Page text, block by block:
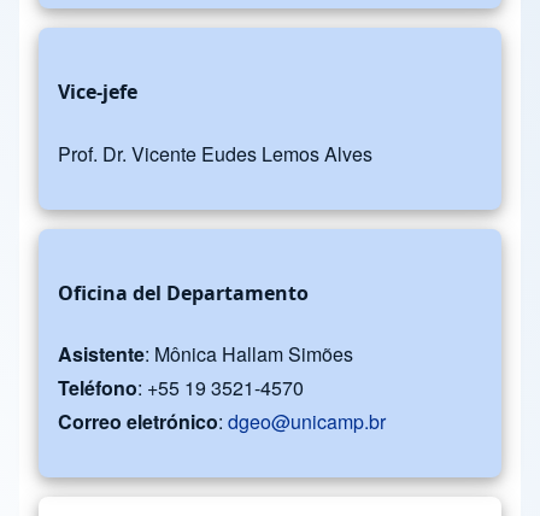
Vice-jefe
Prof. Dr. Vicente Eudes Lemos Alves
Oficina del Departamento
Asistente: Mônica Hallam Simões
Teléfono: +55 19 3521-4570
Correo eletrónico: dgeo@unicamp.br